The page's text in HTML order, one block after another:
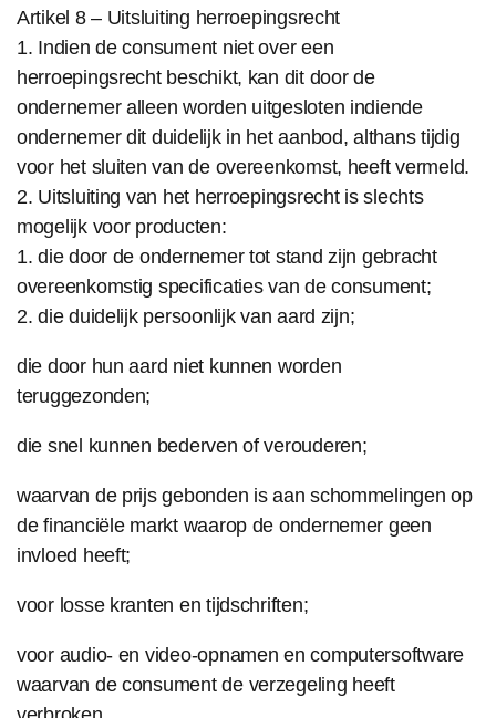
Artikel 8 – Uitsluiting herroepingsrecht
1. Indien de consument niet over een
herroepingsrecht beschikt, kan dit door de
ondernemer alleen worden uitgesloten indiende
ondernemer dit duidelijk in het aanbod, althans tijdig
voor het sluiten van de overeenkomst, heeft vermeld.
2. Uitsluiting van het herroepingsrecht is slechts
mogelijk voor producten:
1. die door de ondernemer tot stand zijn gebracht
overeenkomstig specificaties van de consument;
2. die duidelijk persoonlijk van aard zijn;
die door hun aard niet kunnen worden
teruggezonden;
die snel kunnen bederven of verouderen;
waarvan de prijs gebonden is aan schommelingen op
de financiële markt waarop de ondernemer geen
invloed heeft;
voor losse kranten en tijdschriften;
voor audio- en video-opnamen en computersoftware
waarvan de consument de verzegeling heeft